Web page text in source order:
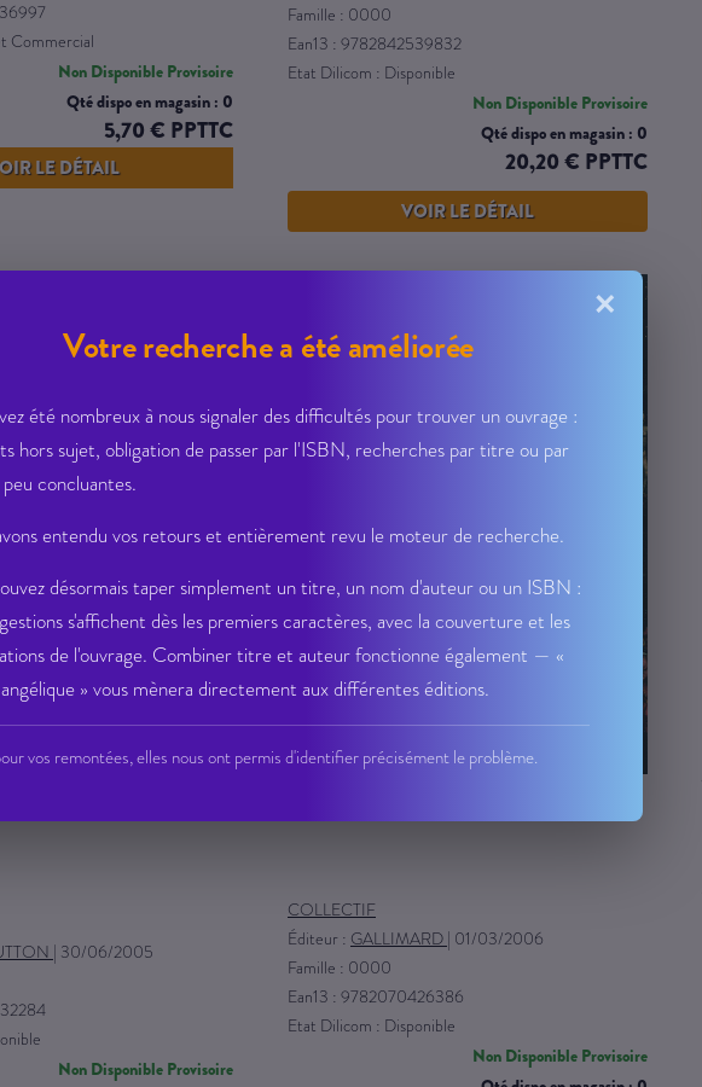
Votre recherche a été améliorée
été nombreux à nous signaler des difficultés pour trouver un ouvrage :
hors sujet, obligation de passer par l'ISBN, recherches par titre ou par
concluantes.
entendu vos retours et entièrement revu le moteur de recherche.
désormais taper simplement un titre, un nom d'auteur ou un ISBN :
s'affichent dès les premiers caractères, avec la couverture et les
de l'ouvrage. Combiner titre et auteur fonctionne également — «
» vous mènera directement aux différentes éditions.
vos remontées, elles nous ont permis d'identifier précisément le problème.
×
Commercial
Non Disponible Provisoire
Qté dispo en magasin : 0
5,70 € PPTTC
LE DÉTAIL
Famille : 0000
Ean13 : 9782842539832
Etat Dilicom : Disponible
Non Disponible Provisoire
Qté dispo en magasin : 0
20,20 € PPTTC
VOIR LE DÉTAIL
| 30/06/2005
Non Disponible Provisoire
COLLECTIF
Éditeur : GALLIMARD | 01/03/2006
Famille : 0000
Ean13 : 9782070426386
Etat Dilicom : Disponible
Non Disponible Provisoire